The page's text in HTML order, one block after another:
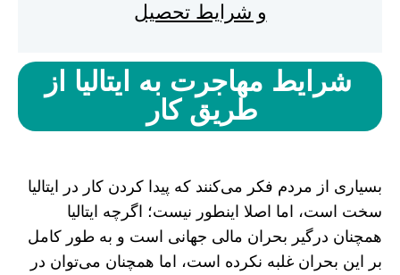
و شرایط تحصیل
شرایط مهاجرت به ایتالیا از
طریق کار
بسیاری از مردم فکر می‌کنند که پیدا کردن کار در ایتالیا
سخت است، اما اصلا اینطور نیست؛ اگرچه ایتالیا
همچنان درگیر بحران مالی جهانی است و به طور کامل
بر این بحران غلبه نکرده است، اما همچنان می‌توان در